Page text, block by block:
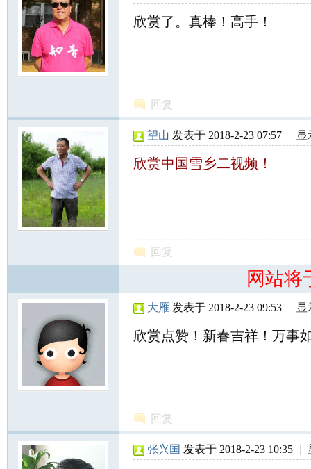
欣赏了。真棒！高手！
回复
望山 发表于 2018-2-23 07:57 | 显
欣赏中国雪乡二视频！
回复
网站将
大雁 发表于 2018-2-23 09:53 | 显
欣赏点赞！新春吉祥！万事
回复
张兴国 发表于 2018-2-23 10:35 |